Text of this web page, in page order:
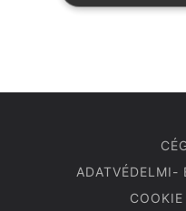
ADATVÉDELMI-